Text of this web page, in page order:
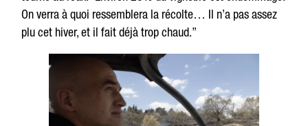
On verra à quoi ressemblera la récolte… Il n’a pas assez
plu cet hiver, et il fait déjà trop chaud.”